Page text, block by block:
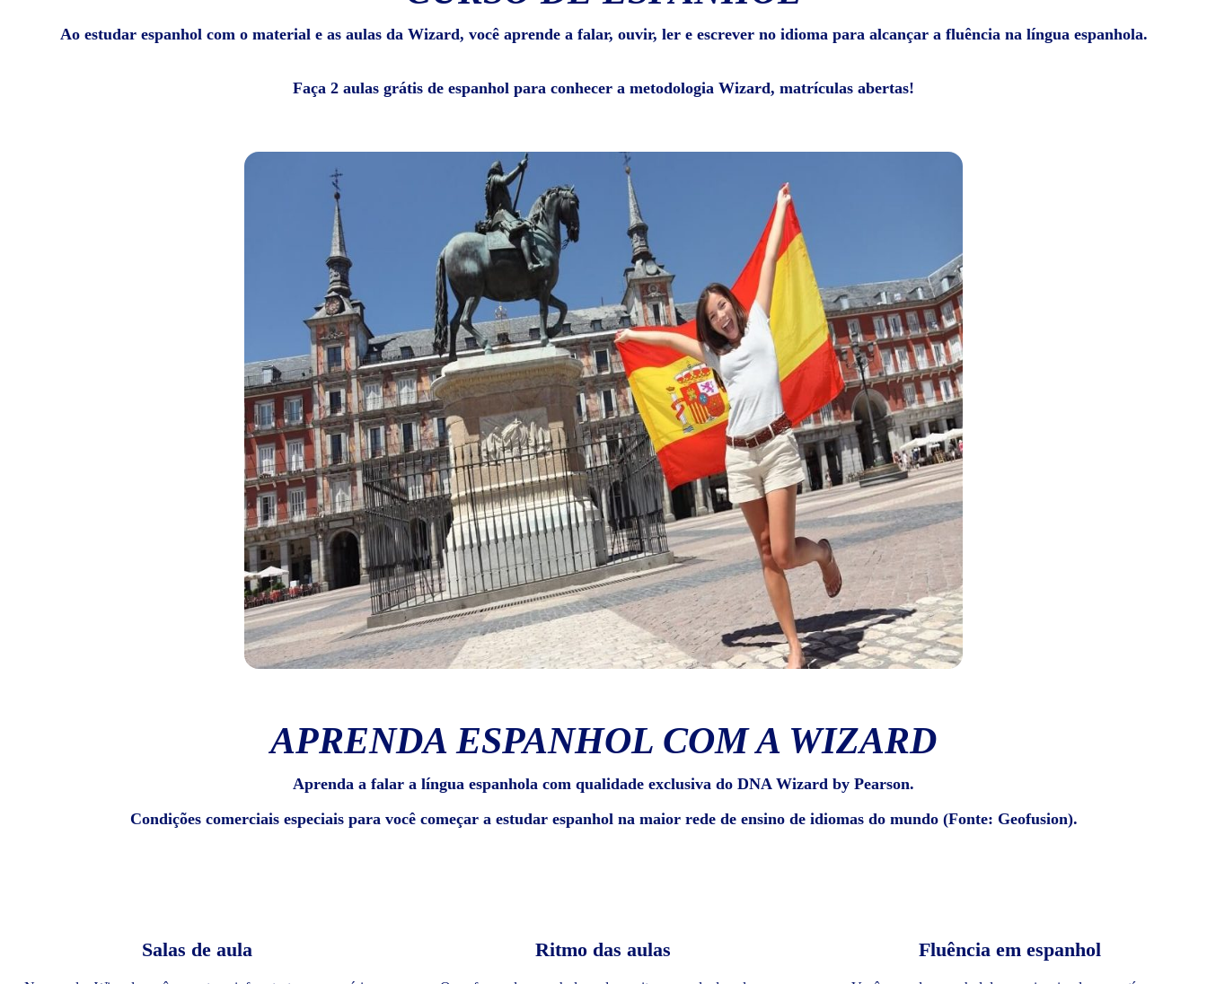
Ao estudar espanhol com o material e as aulas da Wizard, você aprende a falar, ouvir, ler e escrever no idioma para alcançar a fluência na língua espanhola.
Faça 2 aulas grátis de espanhol para conhecer a metodologia Wizard, matrículas abertas!
APRENDA ESPANHOL COM A WIZARD
Aprenda a falar a língua espanhola com qualidade exclusiva do DNA Wizard by Pearson.
Condições comerciais especiais para você começar a estudar espanhol na maior rede de ensino de idiomas do mundo (Fonte: Geofusion).
Salas de aula Ritmo das aulas Fluência em espanhol